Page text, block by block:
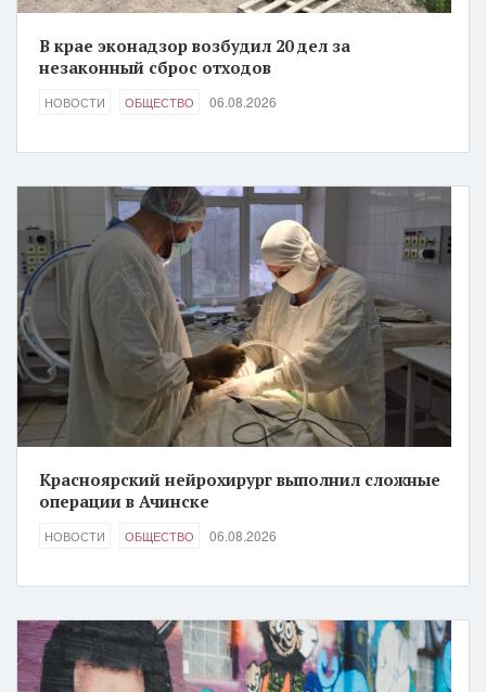
В крае эконадзор возбудил 20 дел за
незаконный сброс отходов
НОВОСТИ ОБЩЕСТВО 06.08.2026
Красноярский нейрохирург выполнил сложные
операции в Ачинске
НОВОСТИ ОБЩЕСТВО 06.08.2026